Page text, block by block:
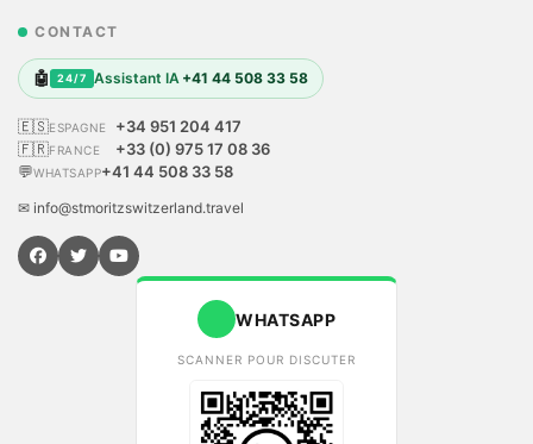
CONTACT
🤖 24/7 Assistant IA +41 44 508 33 58
🇪🇸ESPAGNE
+34 951 204 417
🇫🇷FRANCE
+33 (0) 975 17 08 36
💬WHATSAPP+41 44 508 33 58
✉ info@stmoritzswitzerland.travel
WHATSAPP
SCANNER POUR DISCUTER